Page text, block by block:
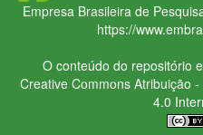
Empresa Brasileira de
https://
O conteúdo do repositório
Creative CommonsAtribuição -
4.0